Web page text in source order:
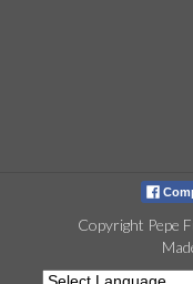
Copyright Pepe